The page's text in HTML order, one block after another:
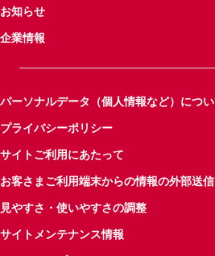
お知らせ
企業情報
パーソナルデータ（個人情報など）につ
プライバシーポリシー
サイトご利用にあたって
お客さまご利用端末からの情報の外部送
見やすさ・使いやすさの調整
サイトメンテナンス情報